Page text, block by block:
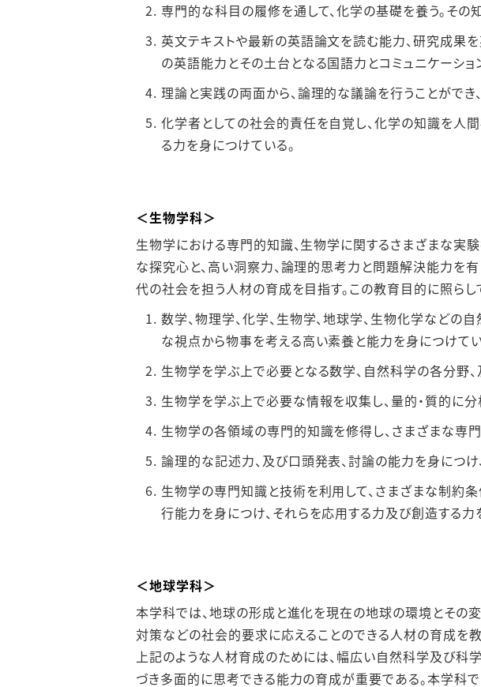
専⾨的な科⽬の履修を通して、化学の基礎を養う。そ
英⽂テキストや最新の英語論⽂を読む能⼒、研究成果
の英語能⼒とその⼟台となる国語⼒とコミュニケーショ
理論と実践の両⾯から、論理的な議論を⾏うことがで
化学者としての社会的責任を⾃覚し、化学の知識を⼈
る⼒を⾝につけている。
＜⽣物学科＞
⽣物学における専⾨的知識、⽣物学に関するさまざまな実
な探究⼼と、⾼い洞察⼒、論理的思考⼒と問題解決能⼒を
代の社会を担う⼈材の育成を⽬指す。この教育⽬的に照ら
数学、物理学、化学、⽣物学、地球学、⽣物化学などの
な視点から物事を考える⾼い素養と能⼒を⾝につけてい
⽣物学を学ぶ上で必要となる数学、⾃然科学の各分野
⽣物学を学ぶ上で必要な情報を収集し、量的・質的に
⽣物学の各領域の専⾨的知識を修得し、さまざまな専
論理的な記述⼒、及び⼝頭発表、討論の能⼒を⾝につ
⽣物学の専⾨知識と技術を利⽤して、さまざまな制約
⾏能⼒を⾝につけ、それらを応⽤する⼒及び創造する⼒
＜地球学科＞
本学科では、地球の形成と進化を現在の地球の環境とその
対策などの社会的要求に応えることのできる⼈材の育成を教
上記のような⼈材育成のためには、幅広い⾃然科学及び科
づき多⾯的に思考できる能⼒の育成が重要である。本学科